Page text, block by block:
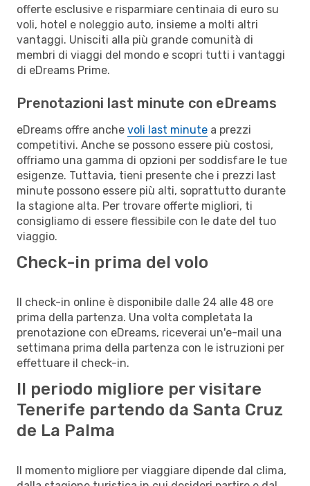
offerte esclusive e risparmiare centinaia di euro su
voli, hotel e noleggio auto, insieme a molti altri
vantaggi. Unisciti alla più grande comunità di
membri di viaggi del mondo e scopri tutti i vantaggi
di eDreams Prime.
Prenotazioni last minute con eDreams
eDreams offre anche voli last minute a prezzi
competitivi. Anche se possono essere più costosi,
offriamo una gamma di opzioni per soddisfare le tue
esigenze. Tuttavia, tieni presente che i prezzi last
minute possono essere più alti, soprattutto durante
la stagione alta. Per trovare offerte migliori, ti
consigliamo di essere flessibile con le date del tuo
viaggio.
Check-in prima del volo
Il check-in online è disponibile dalle 24 alle 48 ore
prima della partenza. Una volta completata la
prenotazione con eDreams, riceverai un'e-mail una
settimana prima della partenza con le istruzioni per
effettuare il check-in.
Il periodo migliore per visitare
Tenerife partendo da Santa Cruz
de La Palma
Il momento migliore per viaggiare dipende dal clima,